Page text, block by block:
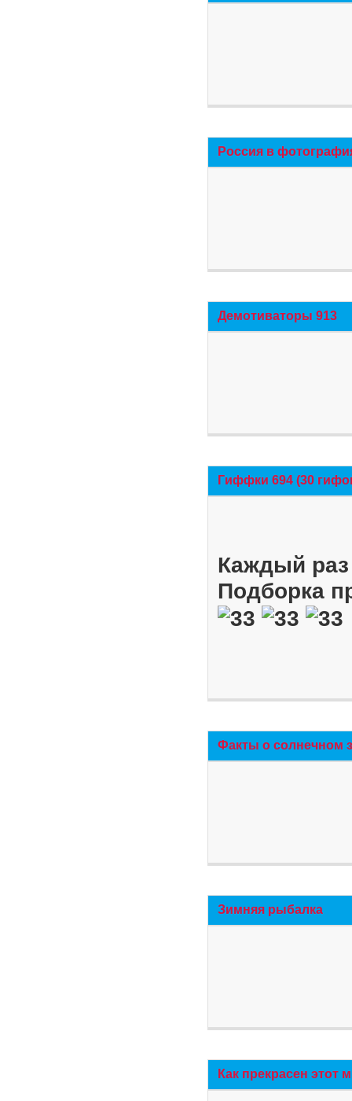
Россия в
Демотиваторы 913
Гиффки 694 (30
Каждый
Подборка
Факты о солнечном
Зимняя рыбалка
Как прекрасен этот